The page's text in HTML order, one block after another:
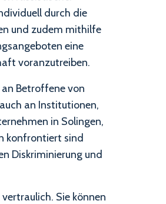
durch die
und zudem mithilfe
eine
voranzutreiben.
Betroffene von
an Institutionen,
in Solingen,
konfrontiert sind
Diskriminierung und
Sie können